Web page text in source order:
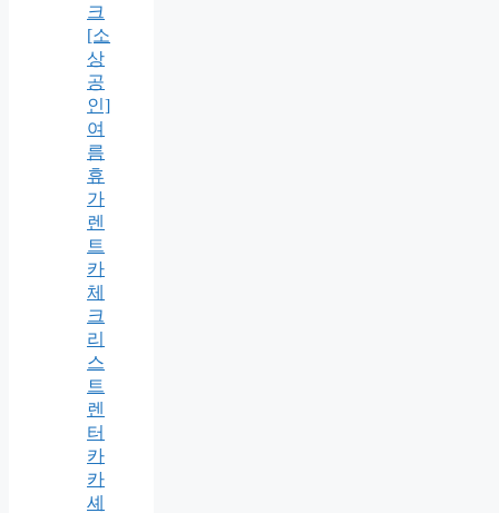
크
[소
상
공
인]
여
름
휴
가
렌
트
카
체
크
리
스
트
렌
터
카
카
셰